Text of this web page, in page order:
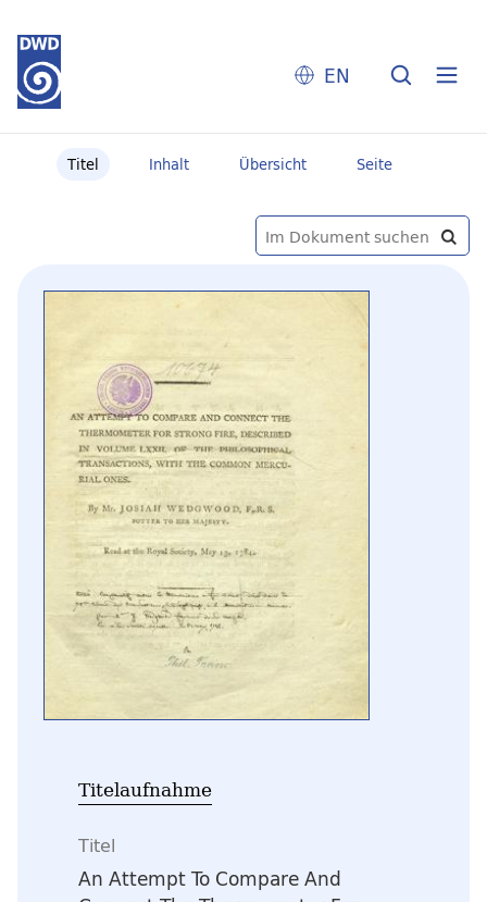
EN
Titel Inhalt Übersicht Seite
Titelaufnahme
Titel
An Attempt To Compare And